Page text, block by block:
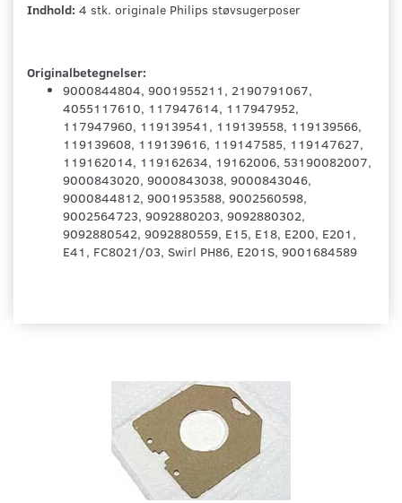
Indhold: 4 stk. originale Philips støvsugerposer
Originalbetegnelser:
9000844804, 9001955211, 2190791067,
4055117610, 117947614, 117947952,
117947960, 119139541, 119139558, 119139566,
119139608, 119139616, 119147585, 119147627,
119162014, 119162634, 19162006, 53190082007,
9000843020, 9000843038, 9000843046,
9000844812, 9001953588, 9002560598,
9002564723, 9092880203, 9092880302,
9092880542, 9092880559, E15, E18, E200, E201,
E41, FC8021/03, Swirl PH86, E201S, 9001684589